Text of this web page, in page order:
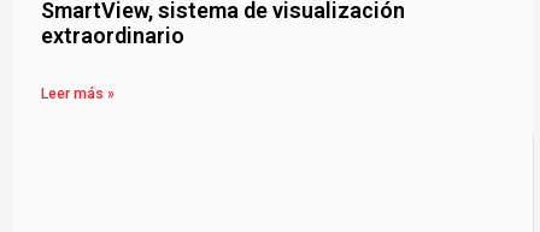
SmartView, sistema de visualización
extraordinario
Leer más »